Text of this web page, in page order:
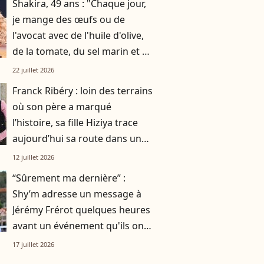
Shakira, 49 ans : "Chaque jour,
je mange des œufs ou de
l'avocat avec de l'huile d'olive,
de la tomate, du sel marin et un
smoothie"
22 juillet 2026
Franck Ribéry : loin des terrains
où son père a marqué
l’histoire, sa fille Hiziya trace
aujourd’hui sa route dans un
tout autre univers
12 juillet 2026
“Sûrement ma dernière” :
Shy’m adresse un message à
Jérémy Frérot quelques heures
avant un événement qu'ils ont
vécu ensemble
17 juillet 2026